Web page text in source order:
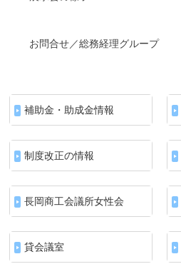
お問合せ／総務経理グループ
補助金・助成金情報
制度改正の情報
長岡商工会議所女性会
貸会議室